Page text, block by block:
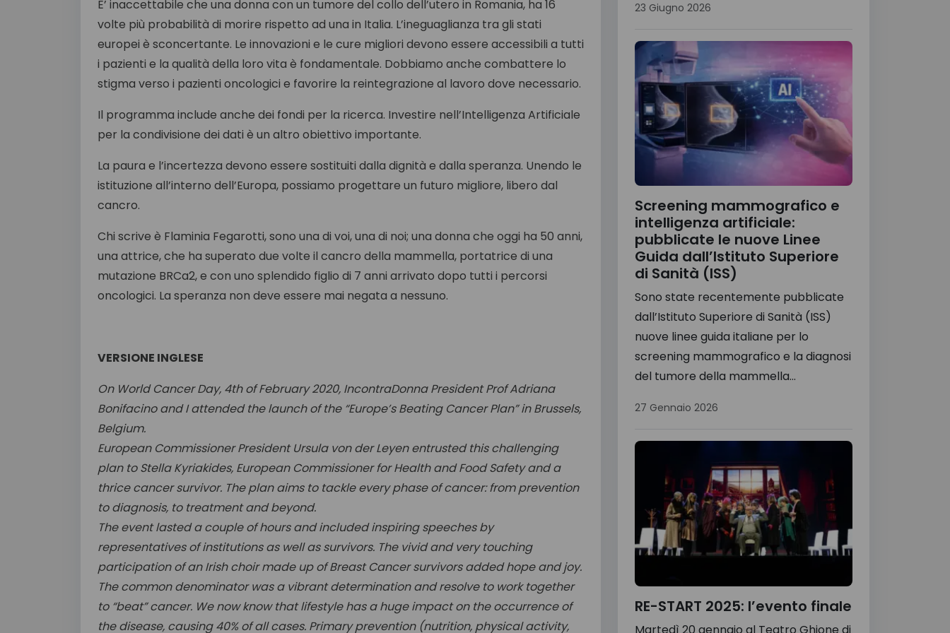
E’ inaccettabile che una donna con un tumore del collo dell’utero in Romania, ha 16
volte più probabilità di morire rispetto ad una in Italia. L’ineguaglianza tra gli stati
europei è sconcertante. Le innovazioni e le cure migliori devono essere accessibili a tutti
i pazienti e la qualità della loro vita è fondamentale. Dobbiamo anche combattere lo
stigma verso i pazienti oncologici e favorire la reintegrazione al lavoro dove necessario.
Il programma include anche dei fondi per la ricerca. Investire nell’Intelligenza Artificiale
per la condivisione dei dati è un altro obiettivo importante.
La paura e l’incertezza devono essere sostituiti dalla dignità e dalla speranza. Unendo le
istituzione all’interno dell’Europa, possiamo progettare un futuro migliore, libero dal
cancro.
Chi scrive è Flaminia Fegarotti, sono una di voi, una di noi; una donna che oggi ha 50 anni,
una attrice, che ha superato due volte il cancro della mammella, portatrice di una
mutazione BRCa2, e con uno splendido figlio di 7 anni arrivato dopo tutti i percorsi
oncologici. La speranza non deve essere mai negata a nessuno.
VERSIONE INGLESE
On World Cancer Day, 4th of February 2020, IncontraDonna President Prof Adriana
Bonifacino and I attended the launch of the “Europe’s Beating Cancer Plan” in Brussels,
Belgium.
European Commissioner President Ursula von der Leyen entrusted this challenging
plan to Stella Kyriakides, European Commissioner for Health and Food Safety and a
thrice cancer survivor. The plan aims to tackle every phase of cancer: from prevention
to diagnosis, to treatment and beyond.
The event lasted a couple of hours and included inspiring speeches by
representatives of institutions as well as survivors. The vivid and very touching
participation of an Irish choir made up of Breast Cancer survivors added hope and joy.
The common denominator was a vibrant determination and resolve to work together
to “beat” cancer. We now know that lifestyle has a huge impact on the occurrence of
the disease, causing 40% of all cases. Primary prevention (nutrition, physical activity,
23 Giugno 2026
Screening mammografico e
intelligenza artificiale:
pubblicate le nuove Linee
Guida dall’Istituto Superiore
di Sanità (ISS)
Sono state recentemente pubblicate
dall’Istituto Superiore di Sanità (ISS)
nuove linee guida italiane per lo
screening mammografico e la diagnosi
del tumore della mammella...
27 Gennaio 2026
RE-START 2025: l’evento finale
Martedì 20 gennaio al Teatro Ghione di